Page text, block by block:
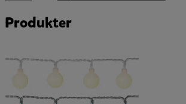
Produkter